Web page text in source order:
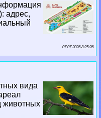
адрес,
07 07 2026 8:25:26
вида
животных